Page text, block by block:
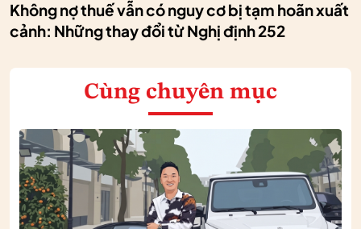
Không nợ thuế vẫn có nguy cơ bị tạm hoãn xuất
cảnh: Những thay đổi từ Nghị định 252
Cùng chuyên mục